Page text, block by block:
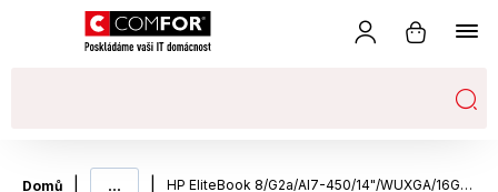
Domů ... HP EliteBook 8/G2a/AI7-450/14"/WUXGA/16GB/512GB/AMD int/W11P/Silver/1R